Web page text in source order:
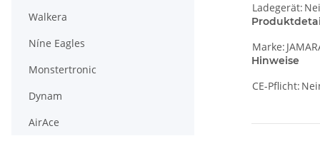
Ladegerät:
Marke:
Hinweise
CE-Pflicht:
Walkera
Níne Eagles
Monstertronic
Dynam
AirAce